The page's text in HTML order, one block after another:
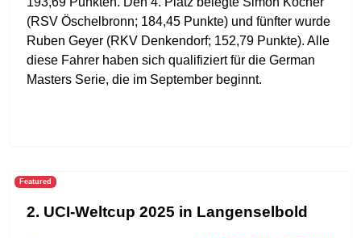
(RSV Öschelbronn; 184,45 Punkte) und fünfter wurde
Ruben Geyer (RKV Denkendorf; 152,79 Punkte). Alle
diese Fahrer haben sich qualifiziert für die German
Masters Serie, die im September beginnt.
Featured
2. UCI-Weltcup 2025 in Langenselbold